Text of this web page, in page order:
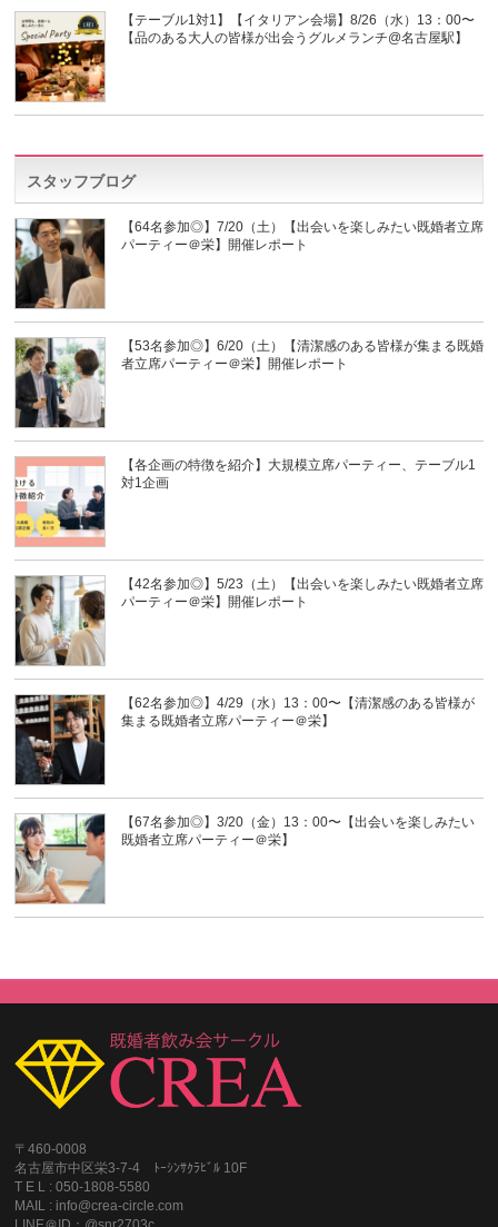
【テーブル1対1】【イタリアン会場】8/26（水）13：00〜
【品のある大人の皆様が出会うグルメランチ@名古屋駅】
スタッフブログ
【64名参加◎】7/20（土）【出会いを楽しみたい既婚者立席
パーティー＠栄】開催レポート
【53名参加◎】6/20（土）【清潔感のある皆様が集まる既婚
者立席パーティー＠栄】開催レポート
【各企画の特徴を紹介】大規模立席パーティー、テーブル1
対1企画
【42名参加◎】5/23（土）【出会いを楽しみたい既婚者立席
パーティー＠栄】開催レポート
【62名参加◎】4/29（水）13：00〜【清潔感のある皆様が
集まる既婚者立席パーティー＠栄】
【67名参加◎】3/20（金）13：00〜【出会いを楽しみたい
既婚者立席パーティー＠栄】
〒460-0008
名古屋市中区栄3-7-4 ﾄｰｼﾝｻｸﾗﾋﾞﾙ 10F
T E L : 050-1808-5580
MAIL : info@crea-circle.com